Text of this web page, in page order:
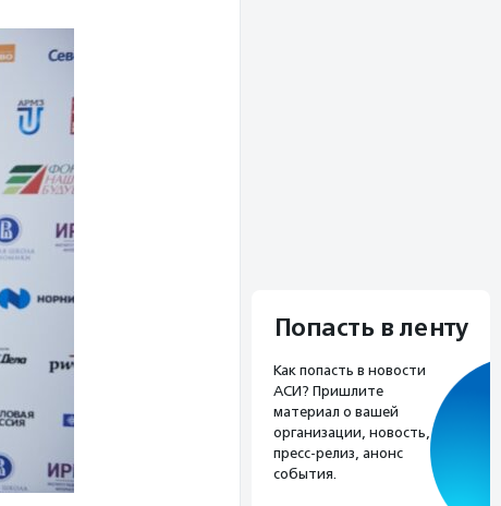
Попасть в ленту
Как попасть в новости
АСИ? Пришлите
материал о вашей
организации, новость,
пресс-релиз, анонс
события.